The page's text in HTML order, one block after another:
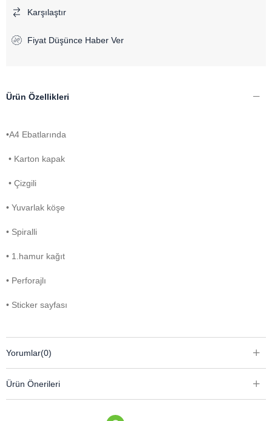
Karşılaştır
Fiyat Düşünce Haber Ver
Ürün Özellikleri
•A4 Ebatlarında
• Karton kapak
• Çizgili
• Yuvarlak köşe
• Spiralli
• 1.hamur kağıt
• Perforajlı
• Sticker sayfası
Yorumlar(0)
Ürün Önerileri